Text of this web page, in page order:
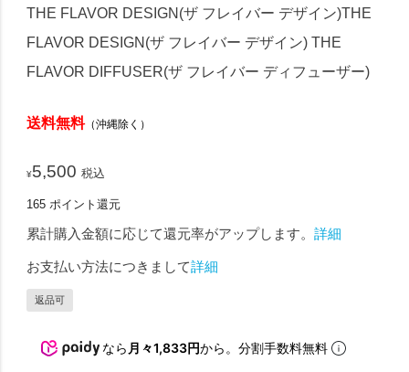
THE FLAVOR DESIGN(ザ フレイバー デザイン)THE
FLAVOR DESIGN(ザ フレイバー デザイン) THE
FLAVOR DIFFUSER(ザ フレイバー ディフューザー)
送料無料（沖縄除く）
¥5,500 税込
165 ポイント還元
累計購入金額に応じて還元率がアップします。詳細
お支払い方法につきまして詳細
返品可
なら 月々1,833円から。分割手数料無料